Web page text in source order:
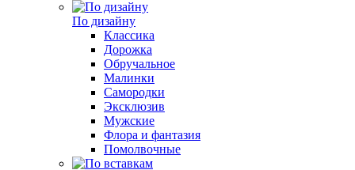
По дизайну
Классика
Дорожка
Обручальное
Малинки
Самородки
Эксклюзив
Мужские
Флора и фантазия
Помолвочные